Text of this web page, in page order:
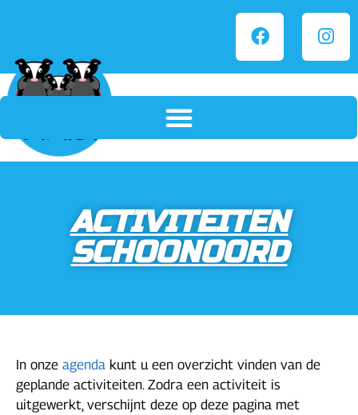
ACTIVITEITEN
SCHOONOORD
In onze agenda kunt u een overzicht vinden van de
geplande activiteiten. Zodra een activiteit is
uitgewerkt, verschijnt deze op deze pagina met